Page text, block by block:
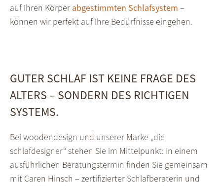
auf Ihren Körper abgestimmten Schlafsystem –
können wir perfekt auf Ihre Bedürfnisse eingehen.
GUTER SCHLAF IST KEINE FRAGE DES
ALTERS – SONDERN DES RICHTIGEN
SYSTEMS.
Bei woodendesign und unserer Marke „die
schlafdesigner“ stehen Sie im Mittelpunkt: In einem
ausführlichen Beratungstermin finden Sie gemeinsam
mit Caren Hinsch – zertifizierter Schlafberaterin und